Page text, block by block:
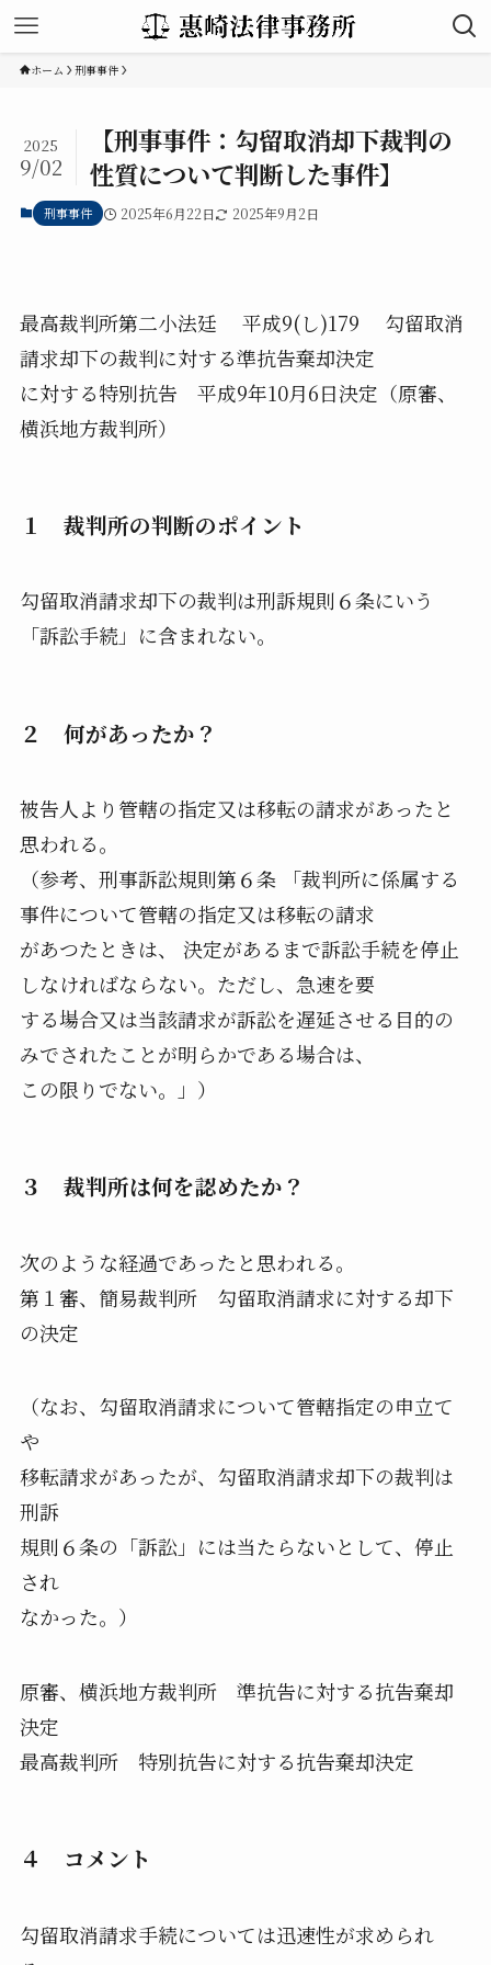
ホーム 刑事事件
【刑事事件：勾留取消却下裁判の
性質について判断した事件】
2025
9/02
刑事事件 2025年6月22日 2025年9月2日
最高裁判所第二小法廷 平成9(し)179 勾留取消
請求却下の裁判に対する準抗告棄却決定
に対する特別抗告 平成9年10月6日決定（原審、
横浜地方裁判所）
１ 裁判所の判断のポイント
勾留取消請求却下の裁判は刑訴規則６条にいう
「訴訟手続」に含まれない。
２ 何があったか？
被告人より管轄の指定又は移転の請求があったと
思われる。
（参考、刑事訴訟規則第６条 「裁判所に係属する
事件について管轄の指定又は移転の請求
があつたときは、 決定があるまで訴訟手続を停止
しなければならない。ただし、急速を要
する場合又は当該請求が訴訟を遅延させる目的の
みでされたことが明らかである場合は、
この限りでない。」）
３ 裁判所は何を認めたか？
次のような経過であったと思われる。
第１審、簡易裁判所 勾留取消請求に対する却下
の決定
（なお、勾留取消請求について管轄指定の申立て
や
移転請求があったが、勾留取消請求却下の裁判は
刑訴
規則６条の「訴訟」には当たらないとして、停止
され
なかった。）
原審、横浜地方裁判所 準抗告に対する抗告棄却
決定
最高裁判所 特別抗告に対する抗告棄却決定
４ コメント
勾留取消請求手続については迅速性が求められ